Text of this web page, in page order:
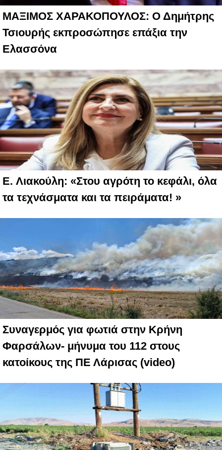
ΜΑΞΙΜΟΣ ΧΑΡΑΚΟΠΟΥΛΟΣ: Ο Δημήτρης
Τσιουρής εκπροσώπησε επάξια την
Ελασσόνα
E. Λιακούλη: «Στου αγρότη το κεφάλι, όλα
τα τεχνάσματα και τα πειράματα! »
Συναγερμός για φωτιά στην Κρήνη
Φαρσάλων- μήνυμα του 112 στους
κατοίκους της ΠΕ Λάρισας (video)